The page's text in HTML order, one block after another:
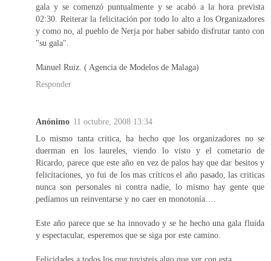
gala y se comenzó puntualmente y se acabó a la hora prevista
02:30. Reiterar la felicitación por todo lo alto a los Organizadores
y como no, al pueblo de Nerja por haber sabido disfrutar tanto con
"su gala".
Manuel Ruiz. ( Agencia de Modelos de Malaga)
Responder
Anónimo 11 octubre, 2008 13:34
Lo mismo tanta critica, ha hecho que los organizadores no se
duerman en los laureles, viendo lo visto y el cometario de
Ricardo, parece que este año en vez de palos hay que dar besitos y
felicitaciones, yo fui de los mas críticos el año pasado, las criticas
nunca son personales ni contra nadie, lo mismo hay gente que
pedíamos un reinventarse y no caer en monotonía….
Este año parece que se ha innovado y se he hecho una gala fluida
y espectacular, esperemos que se siga por este camino.
Felicidades a todos los que tuvisteis algo que ver con esta.